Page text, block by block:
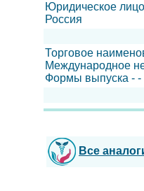
Юридическое
Россия
Торговое
Международное
Формы выпуска - -
Все